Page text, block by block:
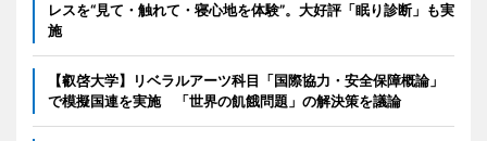
レスを“見て・触れて・寝心地を体験”。大好評「眠り診断」も実
施
【叡啓大学】リベラルアーツ科目「国際協力・安全保障概論」
で模擬国連を実施 「世界の飢餓問題」の解決策を議論